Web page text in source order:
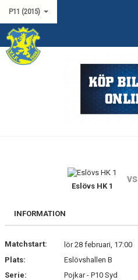
P11 (2015)
HEM
KONTAKT
Eslövs HK 1
vs
INFORMATION
Matchstart:
lör 28 februari, 17:00
Plats:
Eslövshallen B
Serie:
Pojkar - P10 Syd